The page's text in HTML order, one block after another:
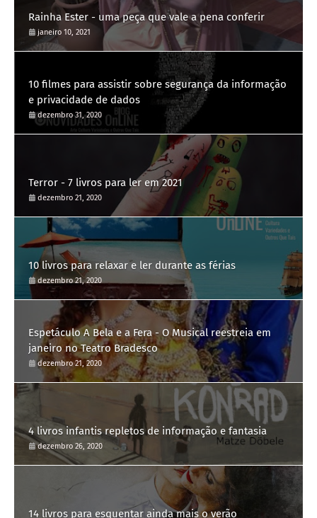
Rainha Ester - uma peça que vale a pena conferir
janeiro 10, 2021
10 filmes para assistir sobre segurança da informação
e privacidade de dados
dezembro 31, 2020
Terror - 7 livros para ler em 2021
dezembro 21, 2020
10 livros para relaxar e ler durante as férias
dezembro 21, 2020
Espetáculo A Bela e a Fera - O Musical reestreia em
janeiro no Teatro Bradesco
dezembro 21, 2020
4 livros infantis repletos de informação e fantasia
dezembro 26, 2020
14 livros para esquentar ainda mais o verão